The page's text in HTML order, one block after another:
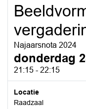
Najaarsnota 2024
donderdag
21:15 - 22:15
Locatie
Raadzaal